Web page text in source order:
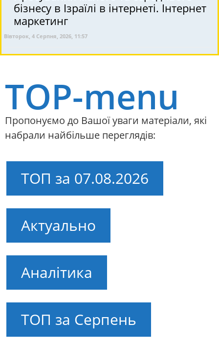
бізнесу в Ізраїлі в інтернеті. Інтернет
маркетинг
Вівторок, 4 Серпня, 2026, 11:57
TOP-menu
Пропонуємо до Вашої уваги матеріали, які
набрали найбільше переглядів:
ТОП за 07.08.2026
Актуально
Аналітика
ТОП за Серпень